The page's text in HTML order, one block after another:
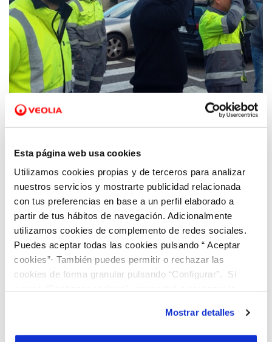
Esta página web usa cookies
Utilizamos cookies propias y de terceros para analizar
nuestros servicios y mostrarte publicidad relacionada
con tus preferencias en base a un perfil elaborado a
partir de tus hábitos de navegación. Adicionalmente
utilizamos cookies de complemento de redes sociales.
Puedes aceptar todas las cookies pulsando “ Aceptar
cookies”· También puedes permitir o rechazar las
cookies de forma granular pulsando “Configurar”. Si
son indispensables para que el sitio web funcione y que
por tanto no se pueden desactivar. Puedes consultar
Mostrar detalles
19 ENE 2018
VIAQUA aumenta su compromiso con la
el programa ambiental de voluntariado
BiObserva